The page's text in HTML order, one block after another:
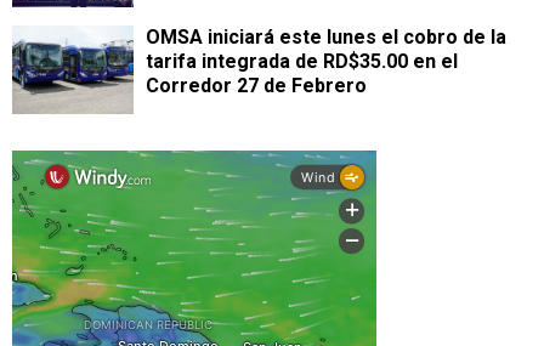
OMSA iniciará este lunes el cobro de la
tarifa integrada de RD$35.00 en el
Corredor 27 de Febrero